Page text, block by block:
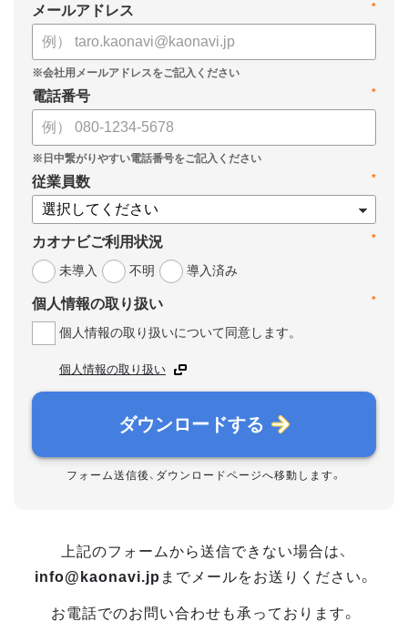
*
メールアドレス
*
電話番号
*
従業員数
*
カオナビご利用状況
未導入
不明 導入済み
*
個人情報の取り扱い
個人情報の取り扱いについて同意します。
個人情報の取り扱い
ダウンロードする
フォーム送信後、ダウンロードページへ移動します。
上記のフォームから送信できない場合は、
info@kaonavi.jp までメールをお送りください。
お電話でのお問い合わせも承っております。